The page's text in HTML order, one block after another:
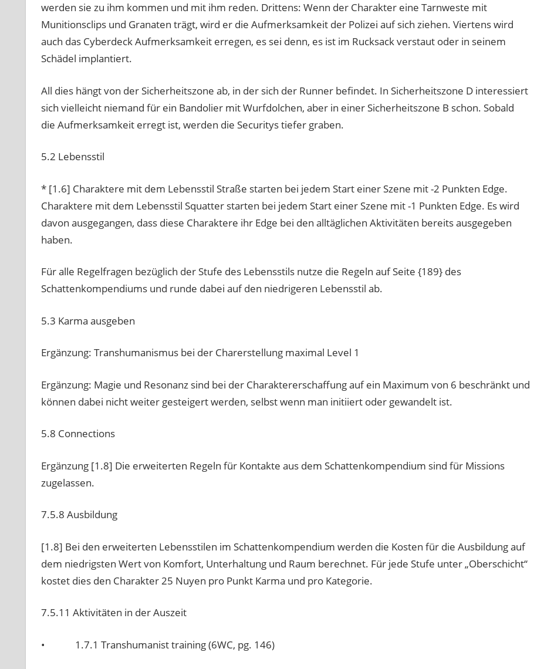
werden sie zu ihm kommen und mit ihm reden. Drittens: Wenn der Charakter eine Tarnweste mit
Munitionsclips und Granaten trägt, wird er die Aufmerksamkeit der Polizei auf sich ziehen. Viertens wird
auch das Cyberdeck Aufmerksamkeit erregen, es sei denn, es ist im Rucksack verstaut oder in seinem
Schädel implantiert.
All dies hängt von der Sicherheitszone ab, in der sich der Runner befindet. In Sicherheitszone D interessiert
sich vielleicht niemand für ein Bandolier mit Wurfdolchen, aber in einer Sicherheitszone B schon. Sobald
die Aufmerksamkeit erregt ist, werden die Securitys tiefer graben.
5.2 Lebensstil
* [1.6] Charaktere mit dem Lebensstil Straße starten bei jedem Start einer Szene mit -2 Punkten Edge.
Charaktere mit dem Lebensstil Squatter starten bei jedem Start einer Szene mit -1 Punkten Edge. Es wird
davon ausgegangen, dass diese Charaktere ihr Edge bei den alltäglichen Aktivitäten bereits ausgegeben
haben.
Für alle Regelfragen bezüglich der Stufe des Lebensstils nutze die Regeln auf Seite {189} des
Schattenkompendiums und runde dabei auf den niedrigeren Lebensstil ab.
5.3 Karma ausgeben
Ergänzung: Transhumanismus bei der Charerstellung maximal Level 1
Ergänzung: Magie und Resonanz sind bei der Charaktererschaffung auf ein Maximum von 6 beschränkt und
können dabei nicht weiter gesteigert werden, selbst wenn man initiiert oder gewandelt ist.
5.8 Connections
Ergänzung [1.8] Die erweiterten Regeln für Kontakte aus dem Schattenkompendium sind für Missions
zugelassen.
7.5.8 Ausbildung
[1.8] Bei den erweiterten Lebensstilen im Schattenkompendium werden die Kosten für die Ausbildung auf
dem niedrigsten Wert von Komfort, Unterhaltung und Raum berechnet. Für jede Stufe unter „Oberschicht“
kostet dies den Charakter 25 Nuyen pro Punkt Karma und pro Kategorie.
7.5.11 Aktivitäten in der Auszeit
• 1.7.1 Transhumanist training (6WC, pg. 146)